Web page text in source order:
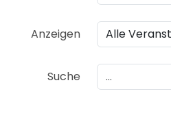
Anzeigen
Suche